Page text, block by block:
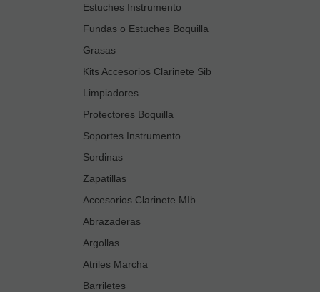
Estuches Instrumento
Fundas o Estuches Boquilla
Grasas
Kits Accesorios Clarinete Sib
Limpiadores
Protectores Boquilla
Soportes Instrumento
Sordinas
Zapatillas
Accesorios Clarinete MIb
Abrazaderas
Argollas
Atriles Marcha
Barriletes